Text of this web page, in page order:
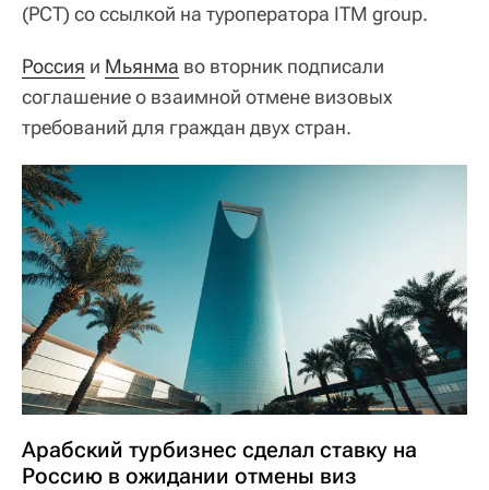
(РСТ) со ссылкой на туроператора ITM group.
Россия и Мьянма во вторник подписали
соглашение о взаимной отмене визовых
требований для граждан двух стран.
Арабский турбизнес сделал ставку на
Россию в ожидании отмены виз